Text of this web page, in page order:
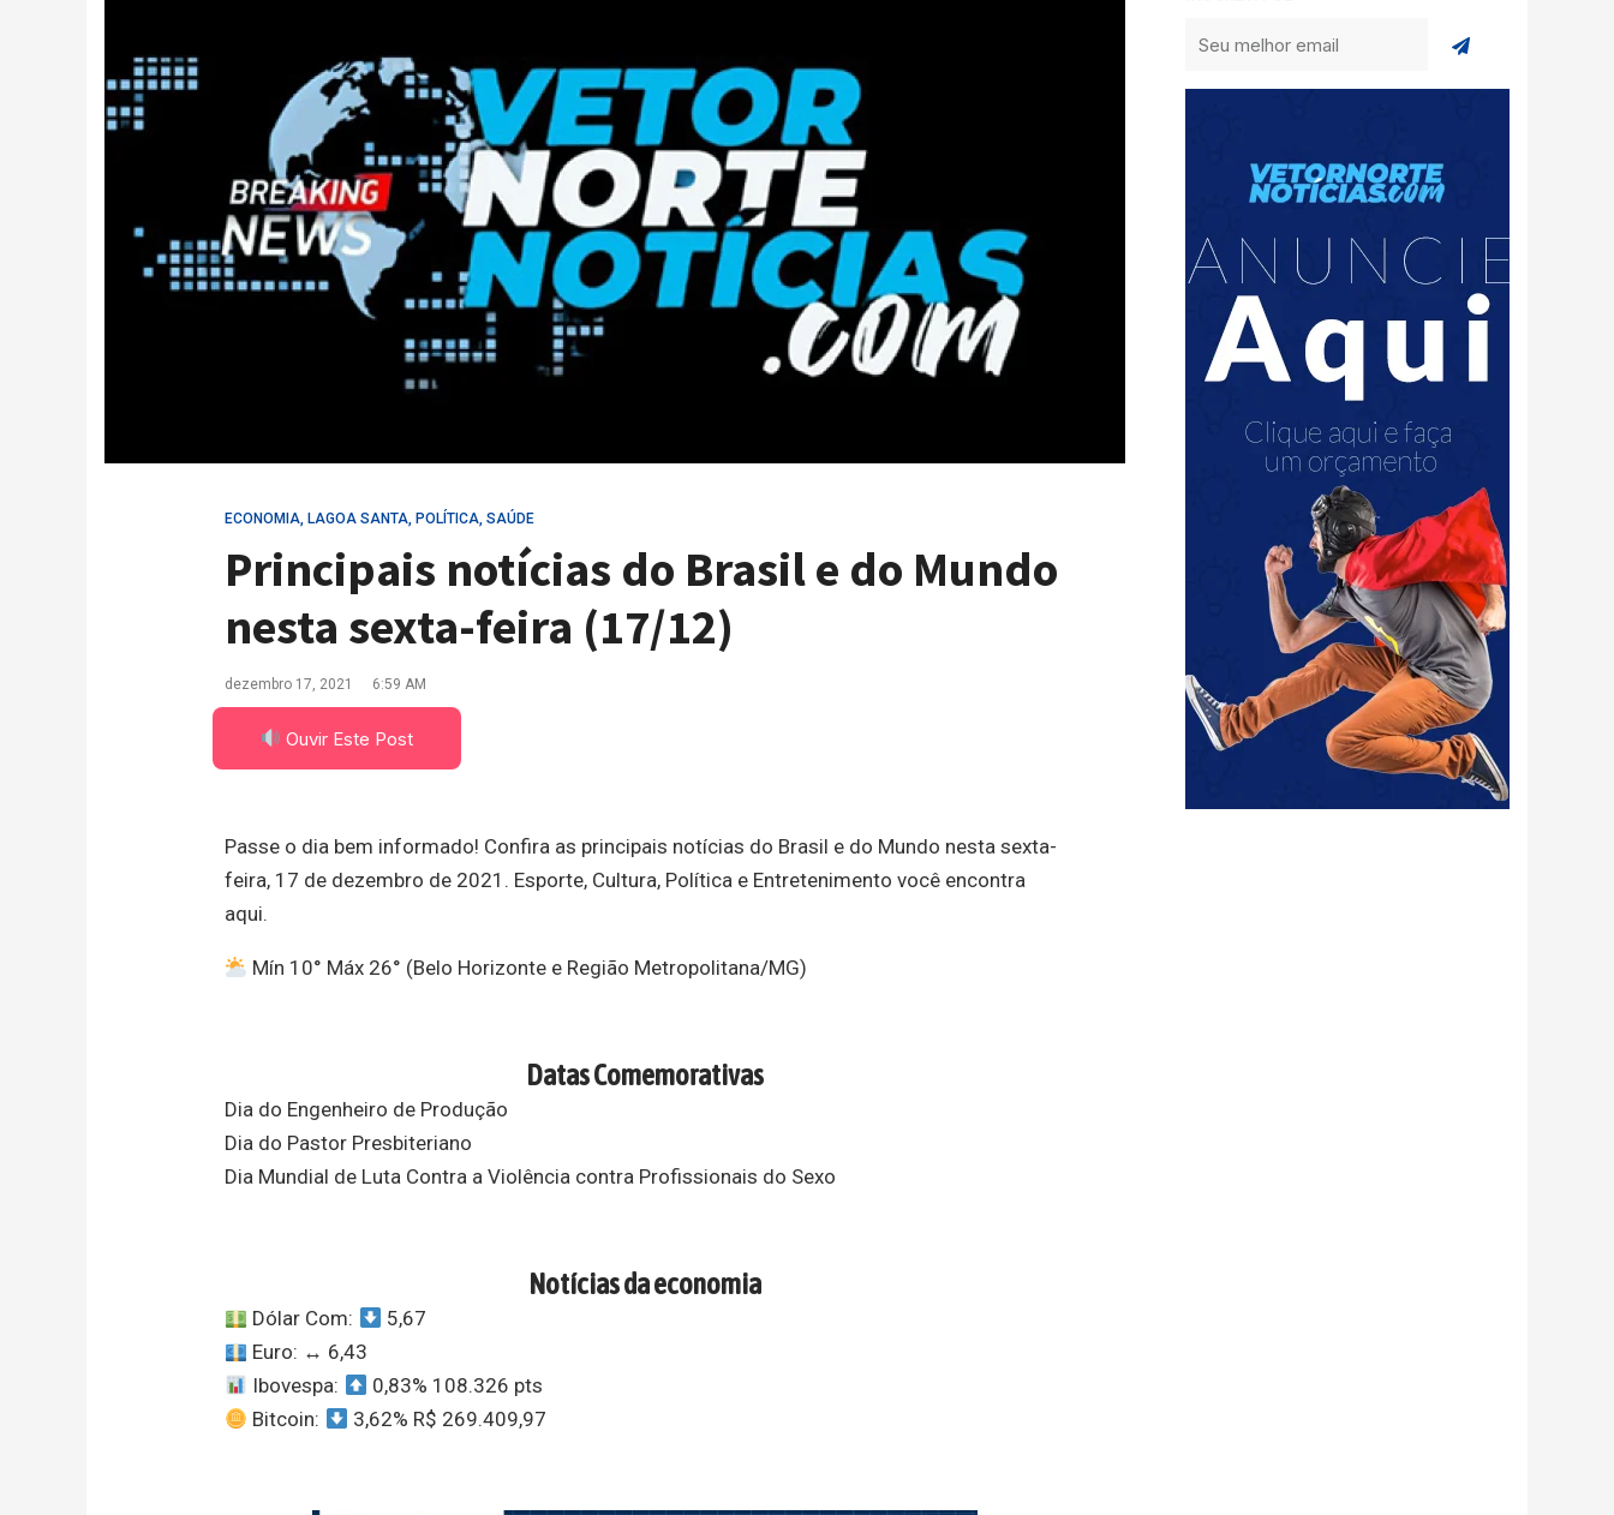
ECONOMIA, LAGOA SANTA, POLÍTICA, SAÚDE
Principais notícias do Brasil e do Mundo
nesta sexta-feira (17/12)
dezembro 17, 2021 6:59 AM
Ouvir Este Post
Passe o dia bem informado! Confira as principais notícias do Brasil e do Mundo nesta sexta-
feira, 17 de dezembro de 2021. Esporte, Cultura, Política e Entretenimento você encontra
aqui.
Mín 10° Máx 26° (Belo Horizonte e Região Metropolitana/MG)
Datas Comemorativas
Dia do Engenheiro de Produção
Dia do Pastor Presbiteriano
Dia Mundial de Luta Contra a Violência contra Profissionais do Sexo
Notícias da economia
Dólar Com:
5,67
Euro: ↔️ 6,43
Ibovespa:
0,83% 108.326 pts
Bitcoin:
3,62% R$ 269.409,97